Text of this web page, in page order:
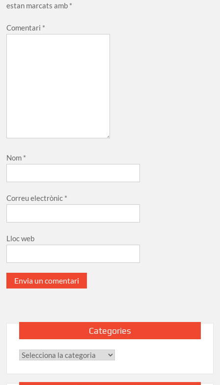
estan marcats amb *
Comentari *
Nom *
Correu electrònic *
Lloc web
Categories
Categories